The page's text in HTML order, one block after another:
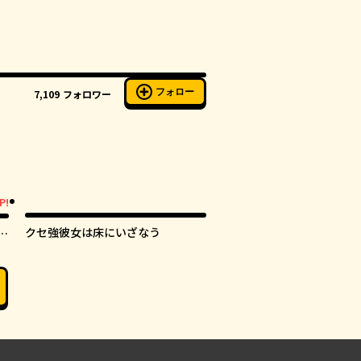
7,109 フォロワー フォロー
クセ強彼女は床にいざなう